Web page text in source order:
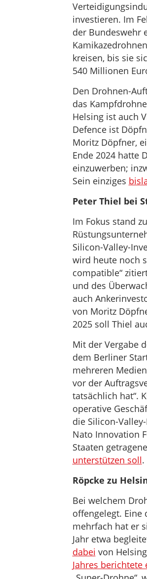
investieren. Im
der Bundeswehr
kreisen, bis sie
540 Millionen
Den Drohnen-
das
Helsing ist auch
Defence ist
Moritz Döpfner,
Ende 2024 hatte
einzuwerben;
Sein einziges
Peter Thiel bei
Im Fokus stand
Silicon-Valley-
wird heute noch
compatible“
und des
auch
von Moritz
2025 soll Thiel
Mit der Vergabe
dem Berliner
mehreren
vor der
tatsächlich hat“.
operative
die Silicon-
Nato Innovation
Staaten
unterstützen soll.
Röpcke zu
Bei welchem
offengelegt. Eine
mehrfach hat er
Jahr etwa
dabei von
Jahres berichtete